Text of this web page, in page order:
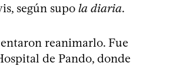
según supo la diaria.
reanimarlo. Fue
de Pando, donde